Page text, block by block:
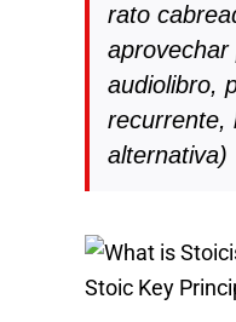
rato
audiolibro,
recurrente,
alternativa)